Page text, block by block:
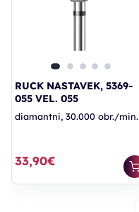
RUCK NASTAVEK, 5369-
055 VEL. 055
diamantni, 30.000 obr./min.
33,90€